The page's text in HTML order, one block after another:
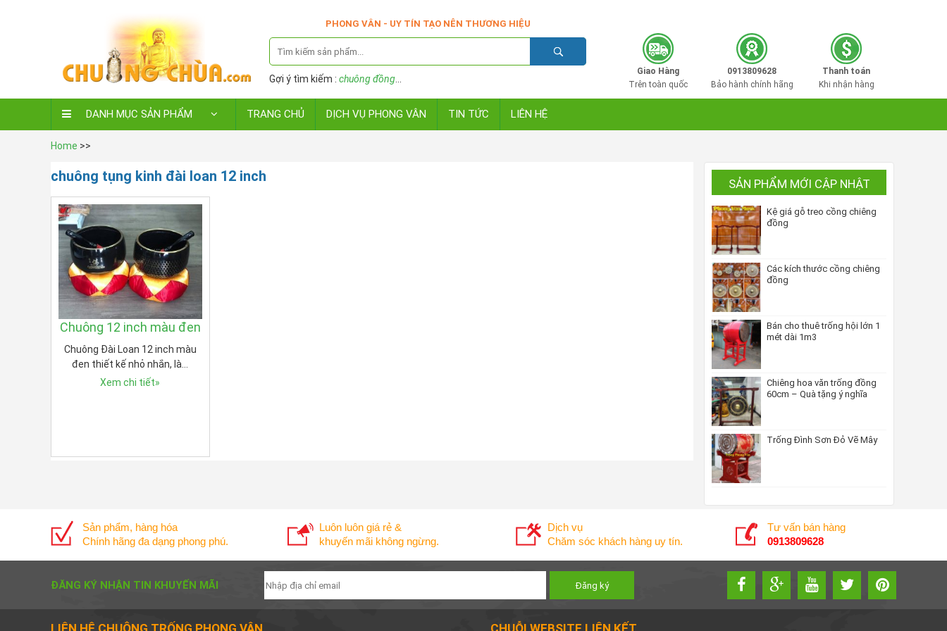
PHONG VÂN - UY TÍN TẠO NÊN THƯƠNG HIỆU
Gợi ý tìm kiếm : chuông đồng
Giao Hàng
Trên toàn quốc
0913809628
Bảo hành chính hãng
Thanh toán
Khi nhận hàng
DANH MỤC SẢN PHẨM TRANG CHỦ DỊCH VỤ PHONG VÂN TIN TỨC LIÊN HỆ
Home >>
chuông tụng kinh đài loan 12 inch
Chuông 12 inch màu đen
Chuông Đài Loan 12 inch màu
đen thiết kế nhỏ nhắn, là…
Xem chi tiết»
SẢN PHẨM MỚI CẬP NHẬT
Kệ giá gỗ treo cồng chiêng
đồng
Các kích thước cồng chiêng
đồng
Bán cho thuê trống hội lớn 1
mét dài 1m3
Chiêng hoa văn trống đồng
60cm – Quà tặng ý nghĩa
Trống Đình Sơn Đỏ Vẽ Mây
Sản phẩm, hàng hóa
Chính hãng đa dạng phong phú.
Luôn luôn giá rẻ &
khuyến mãi không ngừng.
Dịch vụ
Chăm sóc khách hàng uy tín.
Tư vấn bán hàng
0913809628
ĐĂNG KÝ NHẬN TIN KHUYẾN MÃI
LIÊN HỆ CHUÔNG TRỐNG PHONG VÂN CHUỖI WEBSITE LIÊN KẾT